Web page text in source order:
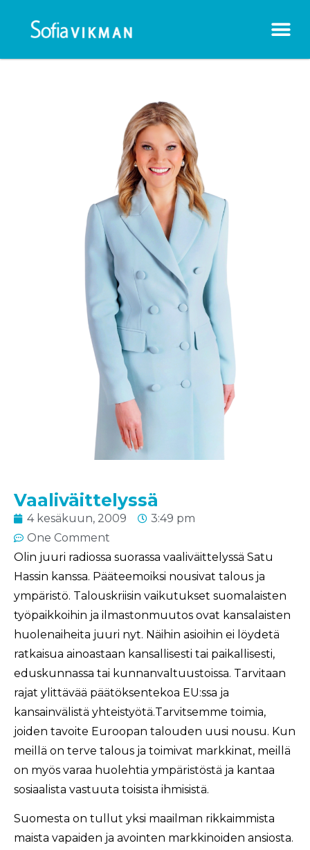
Vaaliväittelyssä
4 kesäkuun, 2009
3:49 pm
One Comment
Olin juuri radiossa suorassa vaaliväittelyssä Satu
Hassin kanssa. Pääteemoiksi nousivat talous ja
ympäristö. Talouskriisin vaikutukset suomalaisten
työpaikkoihin ja ilmastonmuutos ovat kansalaisten
huolenaiheita juuri nyt. Näihin asioihin ei löydetä
ratkaisua ainoastaan kansallisesti tai paikallisesti,
eduskunnassa tai kunnanvaltuustoissa. Tarvitaan
rajat ylittävää päätöksentekoa EU:ssa ja
kansainvälistä yhteistyötä.Tarvitsemme toimia,
joiden tavoite Euroopan talouden uusi nousu. Kun
meillä on terve talous ja toimivat markkinat, meillä
on myös varaa huolehtia ympäristöstä ja kantaa
sosiaalista vastuuta toisista ihmisistä.
Suomesta on tullut yksi maailman rikkaimmista
maista vapaiden ja avointen markkinoiden ansiosta.